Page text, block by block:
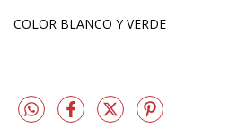
COLOR BLANCO Y VERDE